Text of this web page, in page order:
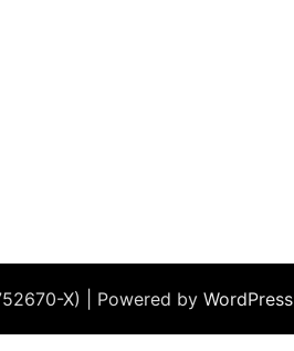
X) | Powered byWordPress